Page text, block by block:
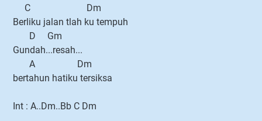
C Dm
Berliku jalan tlah ku tempuh
D Gm
Gundah...resah...
A Dm
bertahun hatiku tersiksa
Int : A..Dm..Bb C Dm